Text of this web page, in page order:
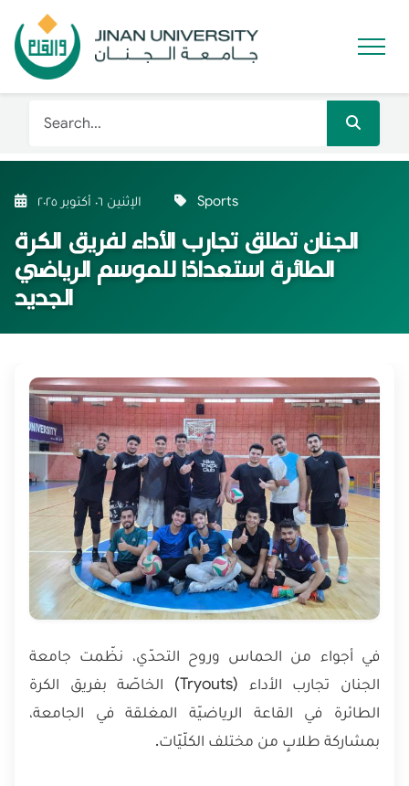
Sports
الجنان تطلق تجارب الأداء لفريق الكرة
الطائرة استعدادًا للموسم الرياضي
الجديد
في أجواء من الحماس وروح التحدّي، نظّمت جامعة
الجنان تجارب الأداء (Tryouts) الخاصّة بفريق الكرة
الطائرة في القاعة الرياضيّة المغلقة في الجامعة،
بمشاركة طلابٍ من مختلف الكلّيّات.